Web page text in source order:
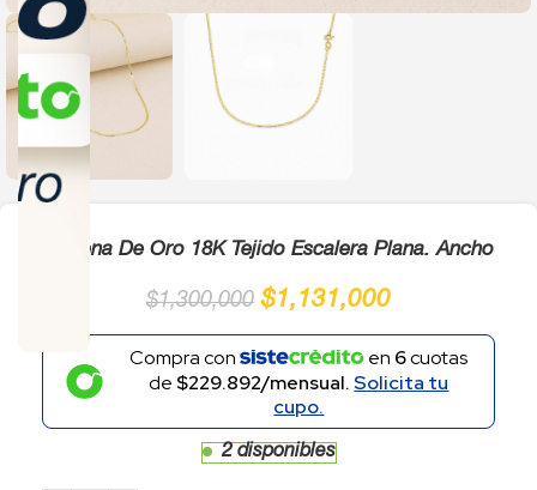
Cadena De Oro 18K Tejido Escalera Plana. Ancho
$1,300,000 $1,131,000
Compra con en 6cuotas
de $229.892/mensual.Solicita tu
cupo.
2 disponibles